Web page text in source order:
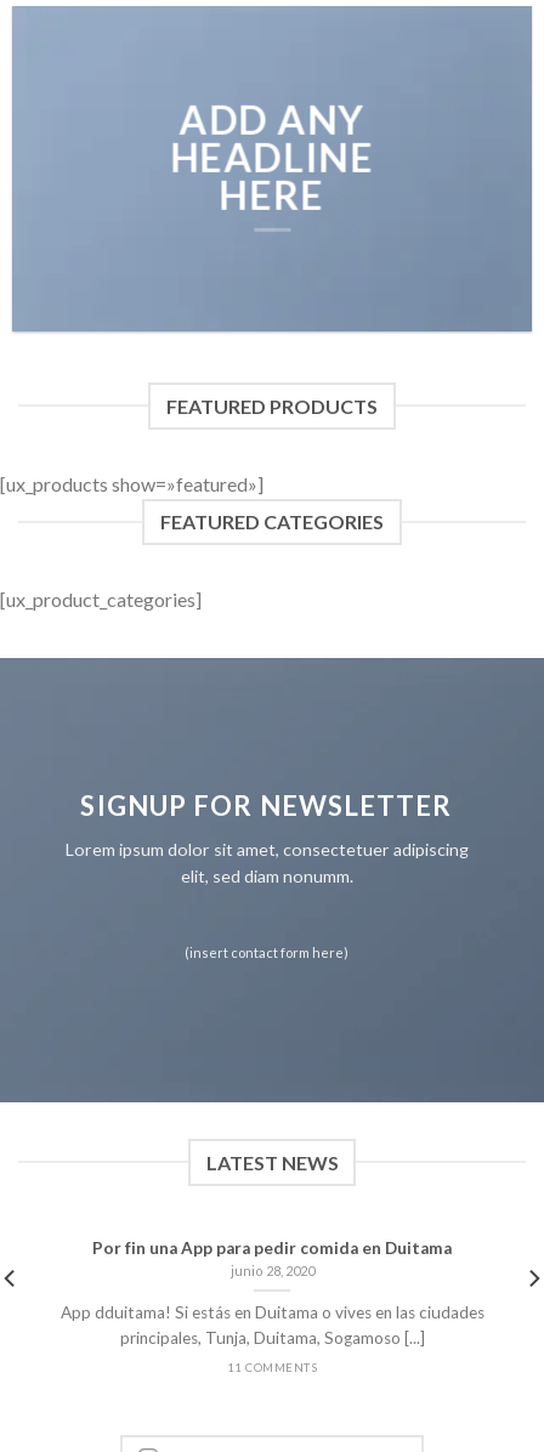
ADD ANY
HEADLINE
HERE
FEATURED PRODUCTS
[ux_products show=»featured»]
FEATURED CATEGORIES
[ux_product_categories]
SIGNUP FOR NEWSLETTER
Lorem ipsum dolor sit amet, consectetuer adipiscing
elit, sed diam nonumm.
(insert contact form here)
LATEST NEWS
Por fin una App para pedir comida en Duitama
junio 28, 2020
App dduitama! Si estás en Duitama o vives en las ciudades
principales, Tunja, Duitama, Sogamoso [...]
11 COMMENTS